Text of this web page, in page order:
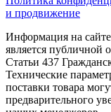
и продвижение
Информация на
является публичной
Статьи 437
Технические
поставки товара
предварительного